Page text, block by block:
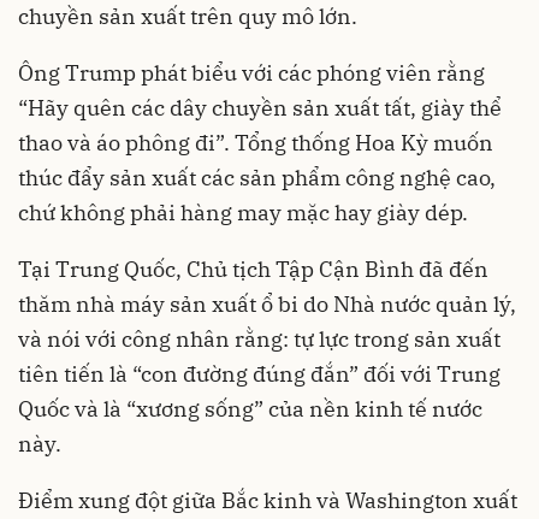
chuyền sản xuất trên quy mô lớn.
Ông Trump phát biểu với các phóng viên rằng
“Hãy quên các dây chuyền sản xuất tất, giày thể
thao và áo phông đi”. Tổng thống Hoa Kỳ muốn
thúc đẩy sản xuất các sản phẩm công nghệ cao,
chứ không phải hàng may mặc hay giày dép.
Tại Trung Quốc, Chủ tịch Tập Cận Bình đã đến
thăm nhà máy sản xuất ổ bi do Nhà nước quản lý,
và nói với công nhân rằng: tự lực trong sản xuất
tiên tiến là “con đường đúng đắn” đối với Trung
Quốc và là “xương sống” của nền kinh tế nước
này.
Điểm xung đột giữa Bắc kinh và Washington xuất